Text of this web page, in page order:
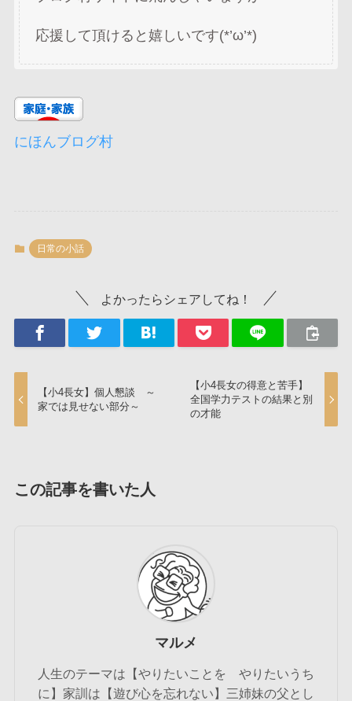
応援して頂けると嬉しいです(*’ω’*)
にほんブログ村
日常の小話
よかったらシェアしてね！
【小4長女】個人懇談 ～
家では見せない部分～
【小4長女の得意と苦手】
全国学力テストの結果と別
の才能
この記事を書いた人
マルメ
人生のテーマは【やりたいことを やりたいうち
に】家訓は【遊び心を忘れない】三姉妹の父とし